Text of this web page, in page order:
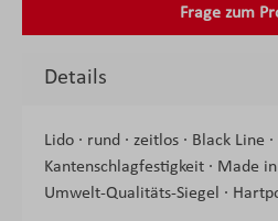
Frage zum
Details
Lido · rund · zeitlos · Black Line
Kantenschlagfestigkeit · Made
Umwelt-Qualitäts-Siegel ·